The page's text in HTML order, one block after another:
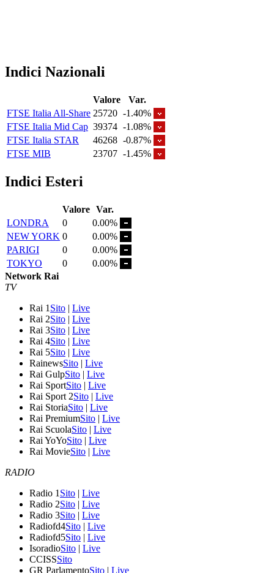
Indici Nazionali
Valore
Var.
FTSE Italia All-Share 25720 -1.40%
FTSE Italia Mid Cap 39374 -1.08%
FTSE Italia STAR
46268 -0.87%
FTSE MIB
23707 -1.45%
Indici Esteri
Valore Var.
LONDRA
0
0.00%
NEW YORK 0
0.00%
PARIGI
0
0.00%
TOKYO
0
0.00%
Network Rai
TV
Rai 1 Sito | Live
Rai 2Sito | Live
Rai 3Sito | Live
Rai 4Sito | Live
Rai 5Sito | Live
RainewsSito | Live
Rai GulpSito | Live
Rai SportSito | Live
Rai Sport 2Sito | Live
Rai StoriaSito | Live
Rai PremiumSito | Live
Rai ScuolaSito | Live
Rai YoYoSito | Live
Rai MovieSito | Live
RADIO
Radio 1 Sito | Live
Radio 2Sito | Live
Radio 3Sito | Live
Radiofd4Sito | Live
Radiofd5Sito | Live
IsoradioSito | Live
CCISSSito
GR ParlamentoSito | Live